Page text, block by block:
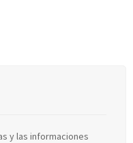
y las informaciones